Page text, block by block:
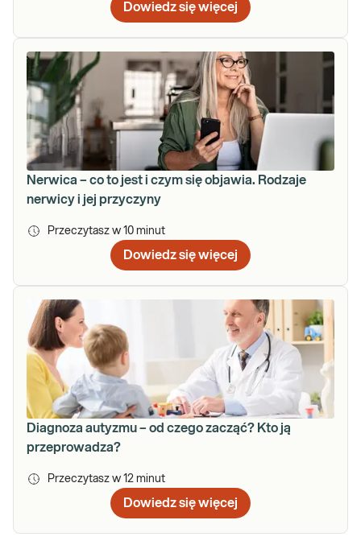
Dowiedz się więcej
Nerwica – co to jest i czym się objawia. Rodzaje
nerwicy i jej przyczyny
Przeczytasz w 10 minut
Dowiedz się więcej
Diagnoza autyzmu – od czego zacząć? Kto ją
przeprowadza?
Przeczytasz w 12 minut
Dowiedz się więcej